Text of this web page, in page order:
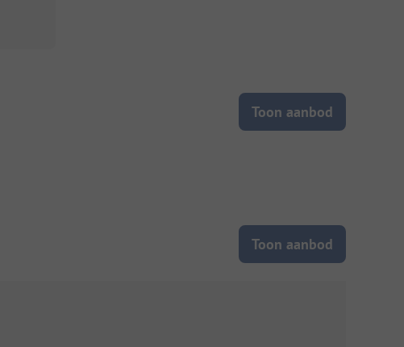
Toon aanbod
Toon aanbod